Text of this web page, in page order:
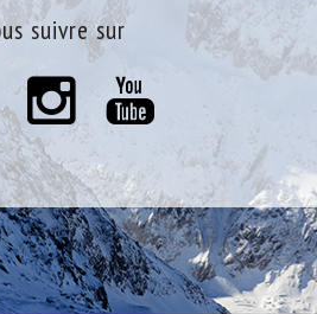
suivre sur